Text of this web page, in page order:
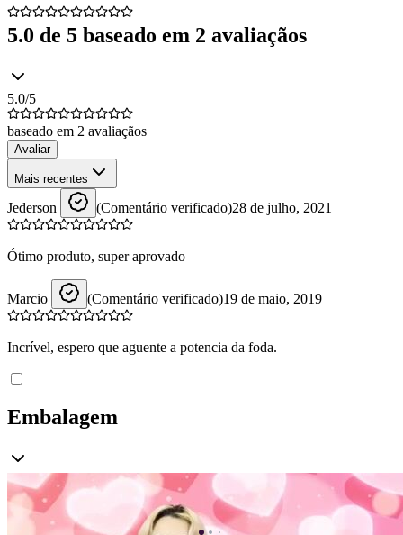
5.0 de 5 baseado em 2 avaliaçãos
5.0/5
baseado em 2 avaliaçãos
Avaliar
Mais recentes
Jederson (Comentário verificado)28 de julho, 2021
Ótimo produto, super aprovado
Marcio (Comentário verificado)19 de maio, 2019
Incrível, espero que aguente a potencia da foda.
Embalagem